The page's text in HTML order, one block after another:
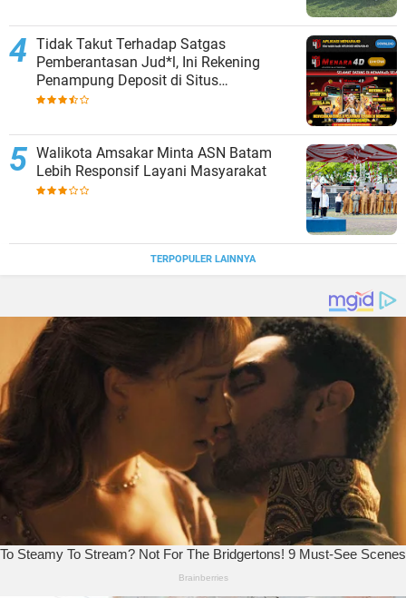
Tidak Takut Terhadap Satgas
Pemberantasan Jud*l, Ini Rekening
Penampung Deposit di Situs
MENARA4D
Walikota Amsakar Minta ASN Batam
Lebih Responsif Layani Masyarakat
TERPOPULER LAINNYA